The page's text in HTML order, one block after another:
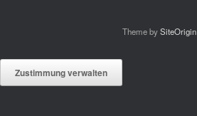
Theme bySiteOrigin
Zustimmung verwalten